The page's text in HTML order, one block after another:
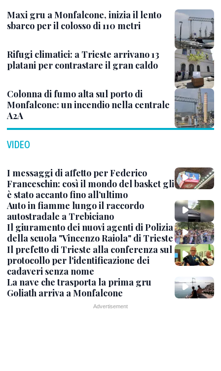
Maxi gru a Monfalcone, inizia il lento
sbarco per il colosso di 110 metri
Rifugi climatici: a Trieste arrivano 13
platani per contrastare il gran caldo
Colonna di fumo alta sul porto di
Monfalcone: un incendio nella centrale
A2A
VIDEO
I messaggi di affetto per Federico
Franceschin: così il mondo del basket gli
è stato accanto fino all’ultimo
Auto in fiamme lungo il raccordo
autostradale a Trebiciano
Il giuramento dei nuovi agenti di Polizia
della scuola "Vincenzo Raiola" di Trieste
Il prefetto di Trieste alla conferenza sul
protocollo per l'identificazione dei
cadaveri senza nome
La nave che trasporta la prima gru
Goliath arriva a Monfalcone